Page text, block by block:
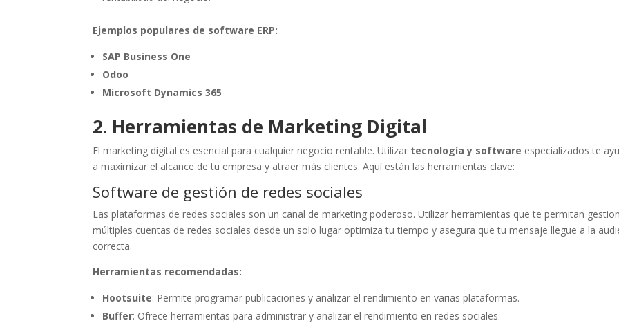
Ejemplos populares de software ERP:
SAP Business One
Odoo
Microsoft Dynamics 365
2. Herramientas de Marketing Digital
El marketing digital es esencial para cualquier negocio rentable. Utilizar tecnología y software especializados te
a maximizar el alcance de tu empresa y atraer más clientes. Aquí están las herramientas clave:
Software de gestión de redes sociales
Las plataformas de redes sociales son un canal de marketing poderoso. Utilizar herramientas que te permitan
múltiples cuentas de redes sociales desde un solo lugar optimiza tu tiempo y asegura que tu mensaje llegue a la
correcta.
Herramientas recomendadas:
Hootsuite: Permite programar publicaciones y analizar el rendimiento en varias plataformas.
Buffer: Ofrece herramientas para administrar y analizar el rendimiento en redes sociales.